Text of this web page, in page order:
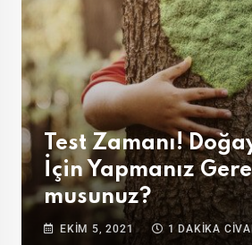
Test Zamanı!
İçin Yapmanız
musunuz?
EKIM 5, 2021 1 DAKİKA